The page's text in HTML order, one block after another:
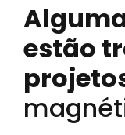
estão